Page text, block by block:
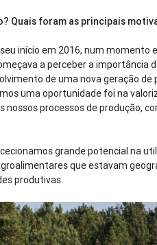
Quais foram as principais
início em 2016, num momento
a perceber a importância
de uma nova geração de
uma oportunidade foi na
nossos processos de produção,
grande potencial na
que estavam
produtivas.